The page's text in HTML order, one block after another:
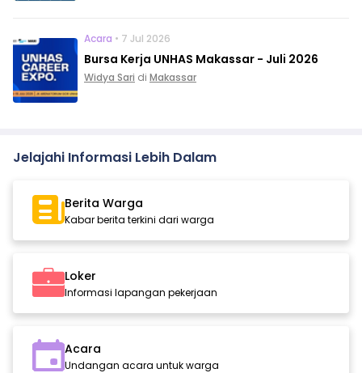
Acara • 7 Jul 2026
Bursa Kerja UNHAS Makassar - Juli 2026
Widya Sari di Makassar
Jelajahi Informasi Lebih Dalam
Berita Warga
Kabar berita terkini dari warga
Loker
Informasi lapangan pekerjaan
Acara
Undangan acara untuk warga